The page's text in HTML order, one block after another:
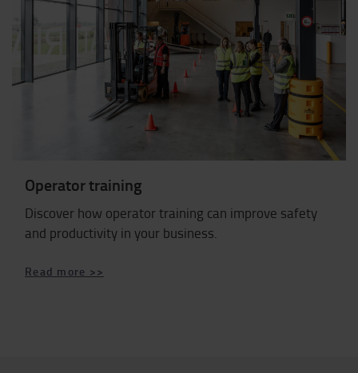
Operator training
Discover how operator training can improve safety
and productivity in your business.
Read more >>